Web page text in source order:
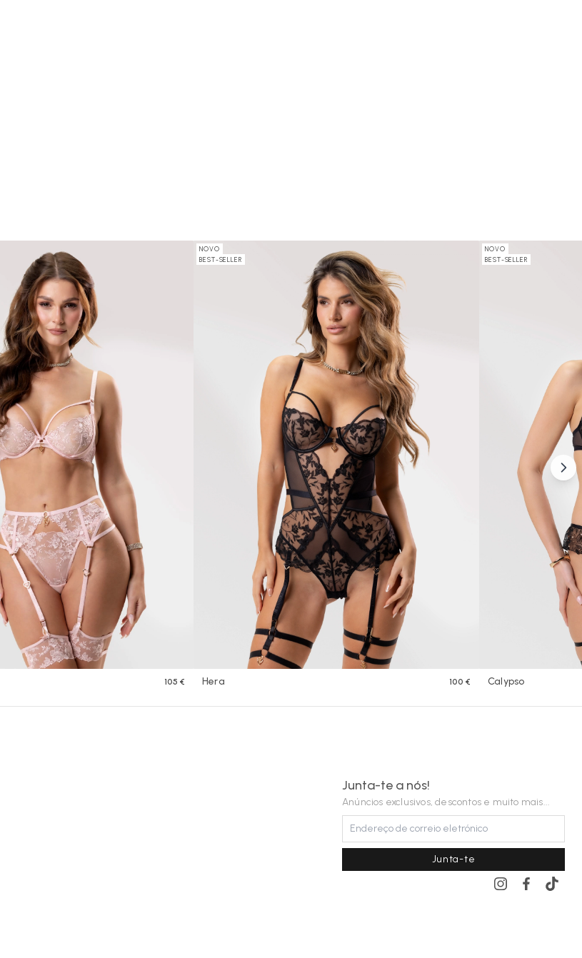
105 €
NOVO
BEST-SELLER
Hera 100 €
NOVO
BEST-SELLER
Calypso
Junta-te a nós!
Anúncios exclusivos, descontos e muito mais...
Junta-te